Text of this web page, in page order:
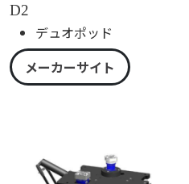
D2
デュオポッド
メーカーサイト